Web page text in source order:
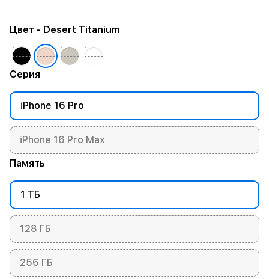
Серия
iPhone 16 Pro
iPhone 16 Pro Max
Память
1 ТБ
128 ГБ
256 ГБ
Цвет - Desert Titanium